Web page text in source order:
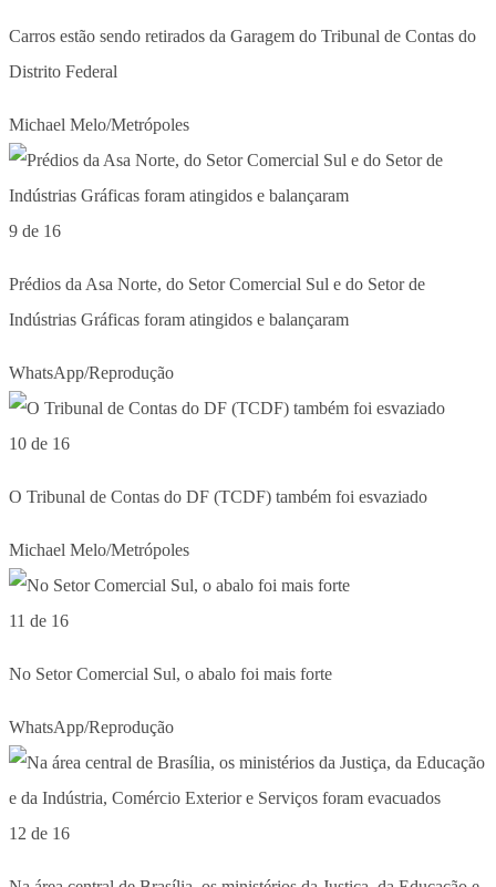
Carros estão sendo retirados da Garagem do Tribunal de Contas do
Distrito Federal
Michael Melo/Metrópoles
9 de 16
Prédios da Asa Norte, do Setor Comercial Sul e do Setor de
Indústrias Gráficas foram atingidos e balançaram
WhatsApp/Reprodução
10 de 16
O Tribunal de Contas do DF (TCDF) também foi esvaziado
Michael Melo/Metrópoles
11 de 16
No Setor Comercial Sul, o abalo foi mais forte
WhatsApp/Reprodução
12 de 16